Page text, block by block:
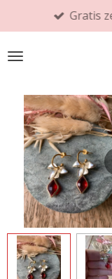
direct
naar
hoofdinhoud
Gratis